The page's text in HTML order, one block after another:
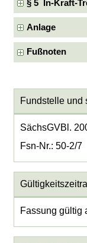
§ 5 In-Kraft-
Anlage
Fußnoten
Fundstelle und
SächsGVBl.
Fsn-Nr.: 50-2/7
Fassung gültig